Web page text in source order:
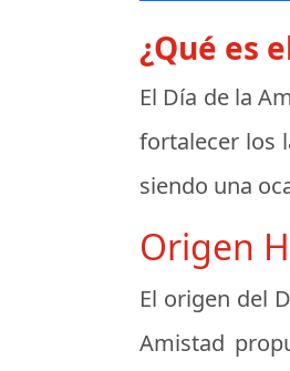
¿Qué es
El Día de la
fortalecer los
siendo una
Origen
El origen del
Amistad